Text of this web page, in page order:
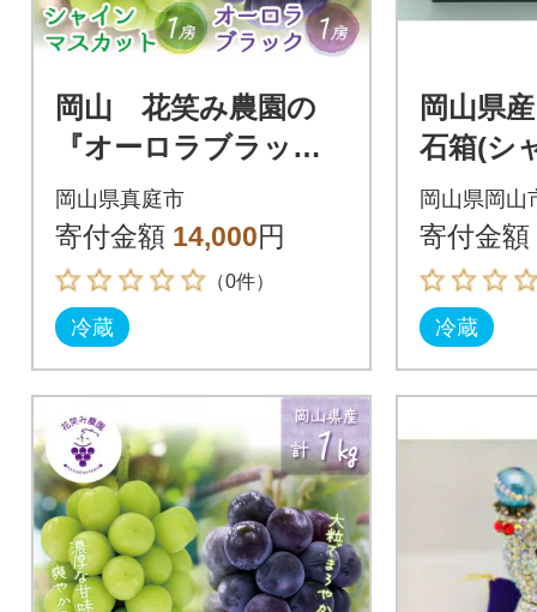
岡山 花笑み農園の
『オーロラブラック&
シャインマスカッ
ト』1kg(2房)AS
岡山県真庭市
寄付金額 14,000円
（0件）
冷蔵
岡山県
石箱(シ
ットと
ネ又は
ック)36
岡山県岡山
寄付金額
冷蔵